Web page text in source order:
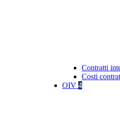
Contratti
Costi
OIV 4